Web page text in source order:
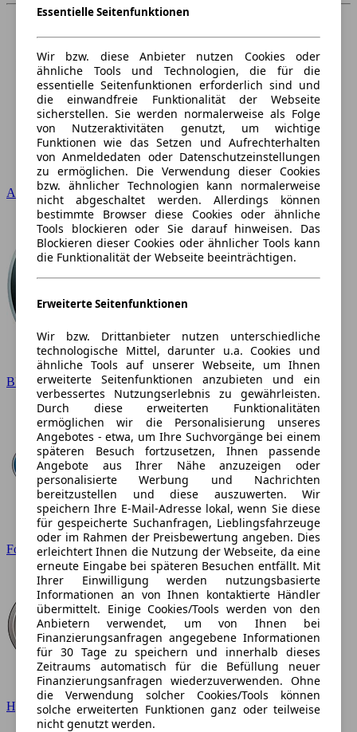
Audi
BMW
Ford
Hyundai
Essentielle Seitenfunktionen
Wir bzw. diese Anbieter nutzen Cookies oder
ähnliche Tools und Technologien, die für die
essentielle Seitenfunktionen erforderlich sind und
die einwandfreie Funktionalität der Webseite
sicherstellen. Sie werden normalerweise als Folge
von Nutzeraktivitäten genutzt, um wichtige
Funktionen wie das Setzen und Aufrechterhalten
von Anmeldedaten oder Datenschutzeinstellungen
zu ermöglichen. Die Verwendung dieser Cookies
bzw. ähnlicher Technologien kann normalerweise
nicht abgeschaltet werden. Allerdings können
bestimmte Browser diese Cookies oder ähnliche
Tools blockieren oder Sie darauf hinweisen. Das
Blockieren dieser Cookies oder ähnlicher Tools kann
die Funktionalität der Webseite beeinträchtigen.
Erweiterte Seitenfunktionen
Wir bzw. Drittanbieter nutzen unterschiedliche
technologische Mittel, darunter u.a. Cookies und
ähnliche Tools auf unserer Webseite, um Ihnen
erweiterte Seitenfunktionen anzubieten und ein
verbessertes Nutzungserlebnis zu gewährleisten.
Durch diese erweiterten Funktionalitäten
ermöglichen wir die Personalisierung unseres
Angebotes - etwa, um Ihre Suchvorgänge bei einem
späteren Besuch fortzusetzen, Ihnen passende
Angebote aus Ihrer Nähe anzuzeigen oder
personalisierte Werbung und Nachrichten
bereitzustellen und diese auszuwerten. Wir
speichern Ihre E-Mail-Adresse lokal, wenn Sie diese
für gespeicherte Suchanfragen, Lieblingsfahrzeuge
oder im Rahmen der Preisbewertung angeben. Dies
erleichtert Ihnen die Nutzung der Webseite, da eine
erneute Eingabe bei späteren Besuchen entfällt. Mit
Ihrer Einwilligung werden nutzungsbasierte
Informationen an von Ihnen kontaktierte Händler
übermittelt. Einige Cookies/Tools werden von den
Anbietern verwendet, um von Ihnen bei
Finanzierungsanfragen angegebene Informationen
für 30 Tage zu speichern und innerhalb dieses
Zeitraums automatisch für die Befüllung neuer
Finanzierungsanfragen wiederzuverwenden. Ohne
die Verwendung solcher Cookies/Tools können
solche erweiterten Funktionen ganz oder teilweise
nicht genutzt werden.